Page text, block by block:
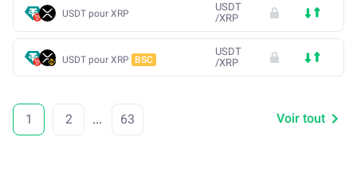
USDT pour XRP
USDT
/XRP
USDT pour XRP BSC
USDT
/XRP
1 2 ... 63 Voir tout